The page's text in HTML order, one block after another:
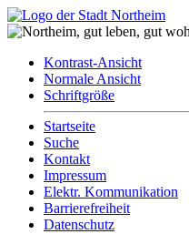
Kontrast-Ansicht
Normale Ansicht
Schriftgröße
Startseite
Suche
Kontakt
Impressum
Elektr. Kommunikation
Barrierefreiheit
Datenschutz